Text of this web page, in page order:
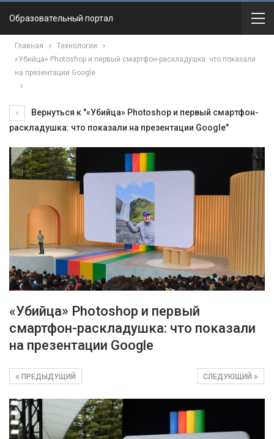
Образовательный портал
Главная
Технологии
«Убийца» Photoshop и первый смартфон-раскладушка: что показали
на презентации Google
Вернуться к "«Убийца» Photoshop и первый смартфон-
раскладушка: что показали на презентации Google"
«Убийца» Photoshop и первый
смартфон-раскладушка: что показали
на презентации Google
СЛЕДУЮЩИЙ
ПРЕДЫДУЩИЙ